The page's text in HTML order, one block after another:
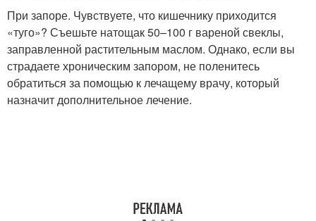
При запоре. Чувствуете, что кишечнику приходится
«туго»? Съешьте натощак 50–100 г вареной свеклы,
заправленной растительным маслом. Однако, если вы
страдаете хроническим запором, не поленитесь
обратиться за помощью к лечащему врачу, который
назначит дополнительное лечение.